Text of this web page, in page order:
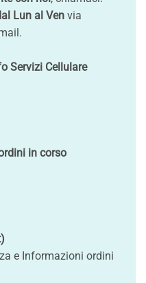
Lun al Ven via
Servizi Cellulare
in corso
e Informazioni ordini